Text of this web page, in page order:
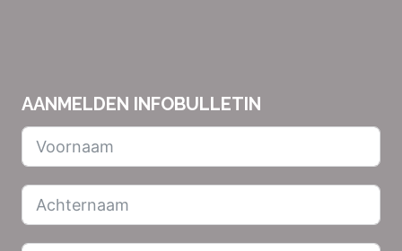
AANMELDEN INFOBULLETIN